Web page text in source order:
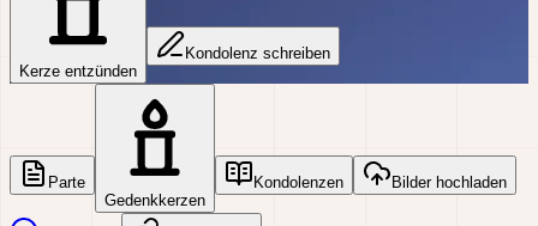
Kerze entzünden
Kondolenz schreiben
Parte
Gedenkkerzen
Kondolenzen Bilder hochladen